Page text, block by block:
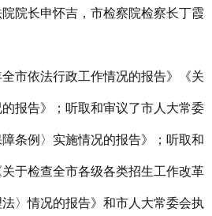
院长申怀吉，市检察院检察长丁霞
市依法行政工作情况的报告》《关
报告》；听取和审议了市人大常委
条例〉实施情况的报告》；听取和
于检查全市各级各类招生工作改革
〉情况的报告》和市人大常委会执